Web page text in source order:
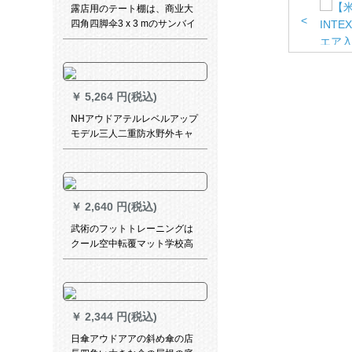
いマットを敷いて寝ます。四
季の皮肤マット---灰色0.9 x
露店用のテート棚は、商业大
四角四脚伞3 x 3 mのサンバイ
ザー折りたたみ畳アウドア屋
（青）
￥ 5,264 円(税込)
NHアウドアテルレベルアップ
モデル三人二重防水野外キャ
ンプは超軽量でマイコン20 D
アップグレードモデルです。
￥ 2,640 円(税込)
武術のフットトレーニングは
クール空中転覆マット学校高
跳びパッドクライミング防護
マット100 cm*200 cm*10
cm【太いキャンバス】
￥ 2,344 円(税込)
日傘アウドアアの斜め傘の店
<